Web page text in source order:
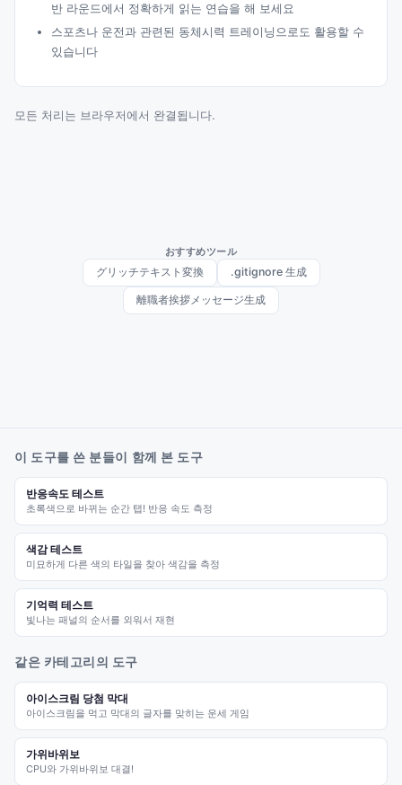
반 라운드에서 정확하게 읽는 연습을 해 보세요
스포츠나 운전과 관련된 동체시력 트레이닝으로도 활용할 수
있습니다
모든 처리는 브라우저에서 완결됩니다.
おすすめツール
グリッチテキスト変換 .gitignore 生成
離職者挨拶メッセージ生成
이 도구를 쓴 분들이 함께 본 도구
반응속도 테스트
초록색으로 바뀌는 순간 탭! 반응 속도 측정
색감 테스트
미묘하게 다른 색의 타일을 찾아 색감을 측정
기억력 테스트
빛나는 패널의 순서를 외워서 재현
같은 카테고리의 도구
아이스크림 당첨 막대
아이스크림을 먹고 막대의 글자를 맞히는 운세 게임
가위바위보
CPU와 가위바위보 대결!